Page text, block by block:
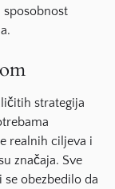
sposobnost
strategija
realnih ciljeva i
značaja. Sve
obezbedilo da